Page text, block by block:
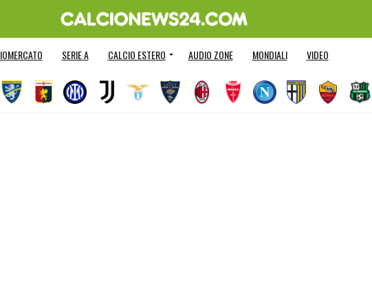
SERIE A CALCIO ESTERO AUDIO ZONE MONDIALI VIDEO